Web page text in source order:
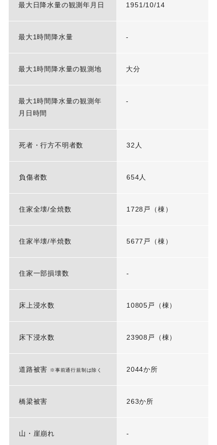
最大日降水量の観測年月日 1951/10/14
最大1時間降水量 -
最大1時間降水量の観測地 大分
最大1時間降水量の観測年
月日時間
-
死者・行方不明者数 32人
負傷者数 654人
住家全壊/全焼数 1728戸（棟）
住家半壊/半焼数 5677戸（棟）
住家一部損壊数 -
床上浸水数 10805戸（棟）
床下浸水数 23908戸（棟）
道路被害 ※事前通行規制は除く 2044か所
橋梁被害 263か所
山・崖崩れ -